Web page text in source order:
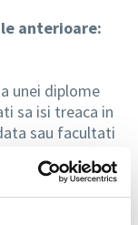
anterioare:
unei diplome
sa isi treaca in
sau facultati
un
mica,